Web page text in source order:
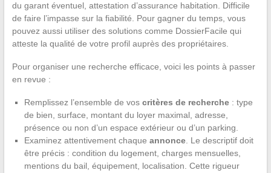
du garant éventuel, attestation d’assurance habitation. Difficile
de faire l’impasse sur la fiabilité. Pour gagner du temps, vous
pouvez aussi utiliser des solutions comme DossierFacile qui
atteste la qualité de votre profil auprès des propriétaires.
Pour organiser une recherche efficace, voici les points à passer
en revue :
Remplissez l’ensemble de vos critères de recherche: type
de bien, surface, montant du loyer maximal, adresse,
présence ou non d’un espace extérieur ou d’un parking.
Examinez attentivement chaque annonce. Le descriptif doit
être précis : condition du logement, charges mensuelles,
mentions du bail, équipement, localisation. Cette rigueur